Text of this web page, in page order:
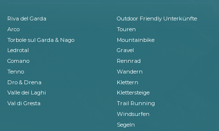
Riva del Garda
Arco
Torbole sul Garda & Nago
Ledrotal
Comano
Tenno
Dro & Drena
Valle dei Laghi
Val di Gresta
Outdoor Friendly Unterkünfte
Touren
Mountainbike
Gravel
Rennrad
Wandern
Klettern
Klettersteige
Trail Running
Windsurfen
Segeln